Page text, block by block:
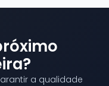
a qualidade